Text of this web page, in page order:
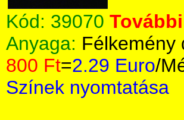
Kód: 39070
Anyaga: Félkemény
800 Ft=2.29 Euro/
Színek nyomtatása